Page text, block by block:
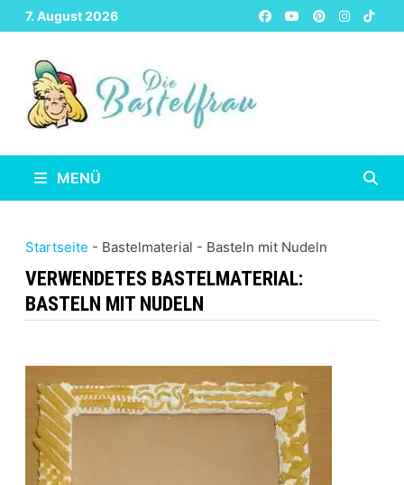
Zurück
zum
Inhalt
7. August 2026
MENÜ
Startseite - Bastelmaterial - Basteln mit Nudeln
VERWENDETES BASTELMATERIAL:
BASTELN MIT NUDELN